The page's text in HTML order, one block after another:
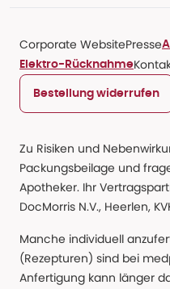
Corporate WebsitePresse
Elektro-Rücknahme
Bestellung widerrufen
Zu Risiken und
Packungsbeilage und
Apotheker. Ihr
DocMorris N.V., Heerlen,
Manche individuell
(Rezepturen) sind bei
Anfertigung kann länger